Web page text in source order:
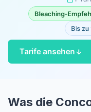
Bleaching-
Bis
Tarife ansehen
Was die